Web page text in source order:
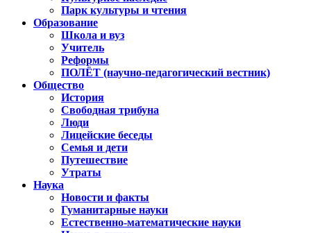
Парк культуры и чтения
Образование
Школа и вуз
Учитель
Реформы
ПОЛЁТ (научно-педагогический вестник)
Общество
История
Свободная трибуна
Люди
Лицейские беседы
Семья и дети
Путешествие
Утраты
Наука
Новости и факты
Гуманитарные науки
Естественно-математические науки